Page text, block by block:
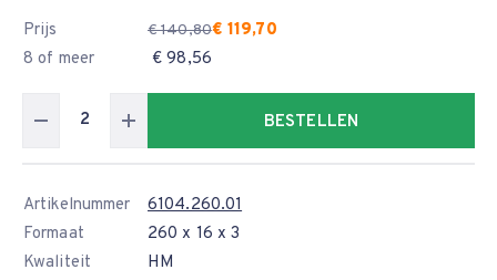
Prijs € 140,80€ 119,70
8 of meer
€ 98,56
BESTELLEN
Artikelnummer
6104.260.01
Formaat
260 x 16 x 3
Kwaliteit
HM